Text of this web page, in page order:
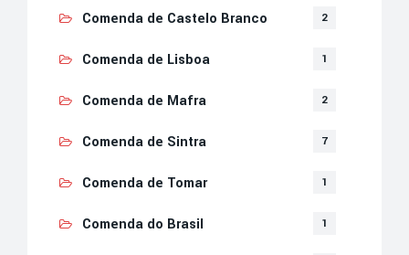
Comenda de Castelo Branco 2
Comenda de Lisboa 1
Comenda de Mafra 2
Comenda de Sintra 7
Comenda de Tomar 1
Comenda do Brasil 1